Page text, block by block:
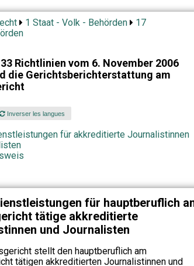
1 Staat - Volk - Behörden
17
Richtlinien vom 6. November 2006
die Gerichtsberichterstattung am
Inverser les langues
für akkreditierte Journalistinnen
für hauptberuflich
tätige akkreditierte
und Journalisten
stellt den hauptberuflich am
tätigen akkreditierten Journalistinnen und